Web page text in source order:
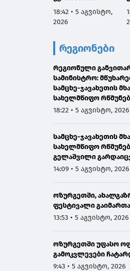
მებრძოლ
ადამიანთათვის
დაუდგენია
18:42 • 5 აგვისტო,
2026
რეგიონები
რეგიონული
სამინისტრო:
სამცხე-ჯავახეთის
სახელმწიფო
გელაშვილის
18:22 • 5 აგვისტო, 2026
სამცხე-ჯავახეთის
სახელმწიფო
გელაშვილი
14:09 • 5 აგვისტო, 2026
ოზურგეთში,
ფესტივალი გაიმართა
13:53 • 5 აგვისტო, 2026
ოზურგეთში უფასო
გამოკვლევები
9:43 • 5 აგვისტო, 2026